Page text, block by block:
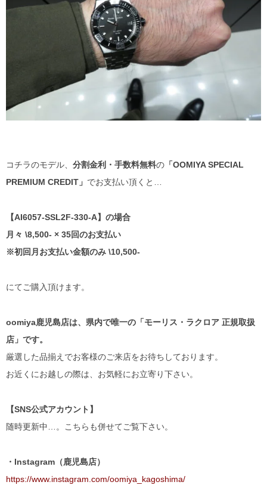
コチラのモデル、 分割金利・手数料無料の 「OOMIYA SPECIAL
PREMIUM CREDIT」 でお支払い頂くと…
【AI6057-SSL2F-330-A】の場合
月々 \8,500- × 35回のお支払い
※初回月お支払い金額のみ \10,500-
にてご購入頂けます。
oomiya鹿児島店は、県内で唯一の「モーリス・ラクロア 正規取扱
店」です。
厳選した品揃えでお客様のご来店をお待ちしております。
お近くにお越しの際は、お気軽にお立寄り下さい。
【SNS公式アカウント】
随時更新中…。こちらも併せてご覧下さい。
・Instagram（鹿児島店）
https://www.instagram.com/oomiya_kagoshima/